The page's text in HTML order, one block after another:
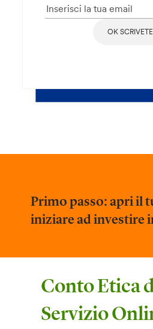
OK
Primo passo: apri il
iniziare ad investire
Conto Etica
Servizio